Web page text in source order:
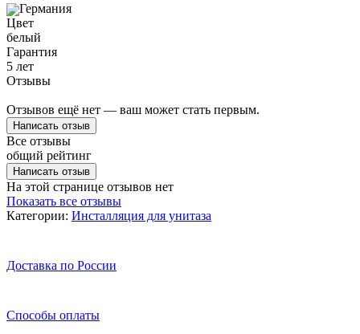
Германия
Цвет
белый
Гарантия
5 лет
Отзывы
Отзывов ещё нет — ваш может стать первым.
Написать отзыв
Все отзывы
общий рейтинг
Написать отзыв
На этой странице отзывов нет
Показать все отзывы
Категории: Инсталляция для унитаза
Доставка по России
Способы оплаты